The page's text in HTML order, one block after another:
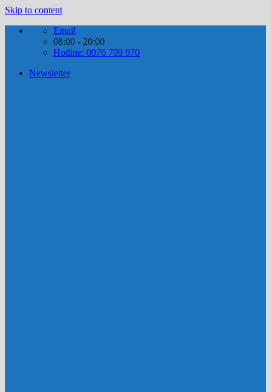
Skip to content
Email
08:00 - 20:00
Hotline: 0976 799 970
Newsletter